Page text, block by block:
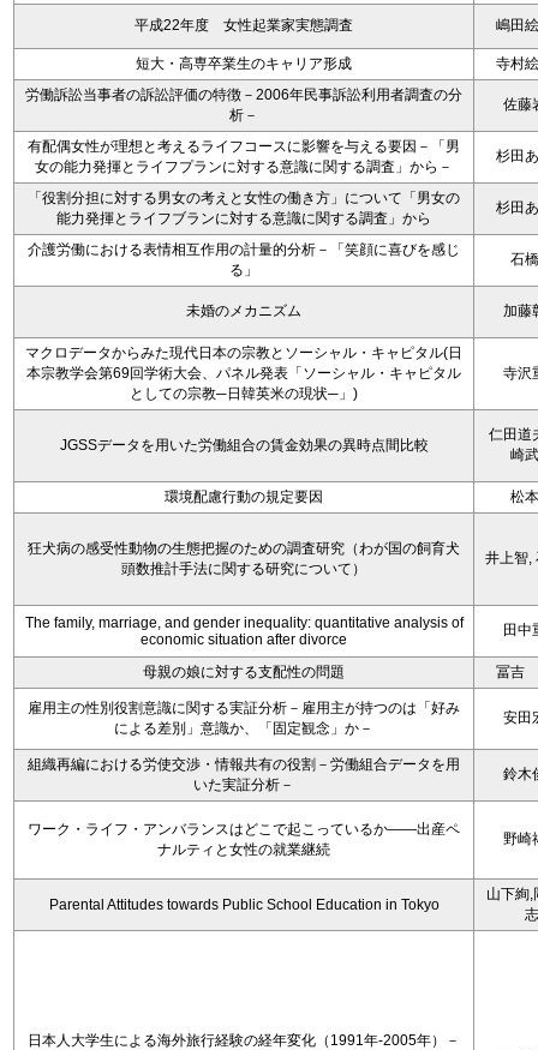
平成22年度 女性起業家実態調査 嶋田
短大・高専卒業生のキャリア形成
寺村
労働訴訟当事者の訴訟評価の特徴－2006年民事訴訟利用者調査の分
析－
佐藤
有配偶女性が理想と考えるライフコースに影響を与える要因－「男
女の能力発揮とライフプランに対する意識に関する調査」から－
杉田
「役割分担に対する男女の考えと女性の働き方」について「男女の
能力発揮とライフブランに対する意識に関する調査」から
杉田
介護労働における表情相互作用の計量的分析－「笑顔に喜びを感じ
る」
石
未婚のメカニズム 加藤
マクロデータからみた現代日本の宗教とソーシャル・キャピタル(日
本宗教学会第69回学術大会、パネル発表「ソーシャル・キャピタル
としての宗教─日韓英米の現状─」)
寺沢
JGSSデータを用いた労働組合の賃金効果の異時点間比較
仁田道
崎
環境配慮行動の規定要因 松
狂犬病の感受性動物の生態把握のための調査研究（わが国の飼育犬
頭数推計手法に関する研究について）
井上智,
The family, marriage, and gender inequality: quantitative analysis of
economic situation after divorce
田中
母親の娘に対する支配性の問題 冨吉
雇用主の性別役割意識に関する実証分析－雇用主が持つのは「好み
による差別」意識か、「固定観念」か－
安田
組織再編における労使交渉・情報共有の役割－労働組合データを用
いた実証分析－
鈴木
ワーク・ライフ・アンバランスはどこで起こっているか――出産ペ
ナルティと女性の就業継続
野崎
Parental Attitudes towards Public School Education in Tokyo
山下絢,
志
日本人大学生による海外旅行経験の経年変化（1991年-2005年）－